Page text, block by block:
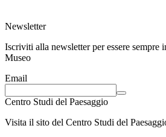
Newsletter
Iscriviti alla newsletter per essere sempre
Museo
Email
Centro Studi del Paesaggio
Visita il sito del Centro Studi del